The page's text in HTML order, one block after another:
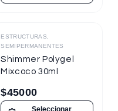
Destacado
ESTRUCTURAS,
SEMIPERMANENTES
Shimmer Polygel
Mixcoco 30ml
$45000
Seleccionar